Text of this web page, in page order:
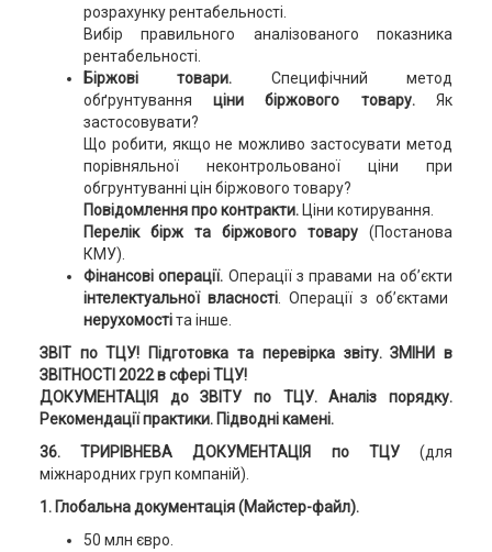
розрахунку рентабельності.
Вибір правильного аналізованого показника
рентабельності.
Біржові товари. Специфічний метод
обґрунтування ціни біржового товару.Як
застосовувати?
Що робити, якщо не можливо застосувати метод
порівняльної неконтрольованої ціни при
обгрунтуванні цін біржового товару?
Повідомлення про контракти. Ціни котирування.
Перелік бірж та біржового товару(Постанова
КМУ).
Фінансові операції. Операції з правами на об’єкти
інтелектуальної власності. Операції з об’єктами
нерухомостіта інше.
ЗВІТ по ТЦУ! Підготовка та перевірка звіту. ЗМІНИ в
ЗВІТНОСТІ 2022 в сфері ТЦУ!
ДОКУМЕНТАЦІЯ до ЗВІТУ по ТЦУ. Аналіз порядку.
Рекомендації практики. Підводні камені.
36. ТРИРІВНЕВА ДОКУМЕНТАЦІЯ по ТЦУ(для
міжнародних груп компаній).
1. Глобальна документація (Майстер-файл).
50 млн євро.